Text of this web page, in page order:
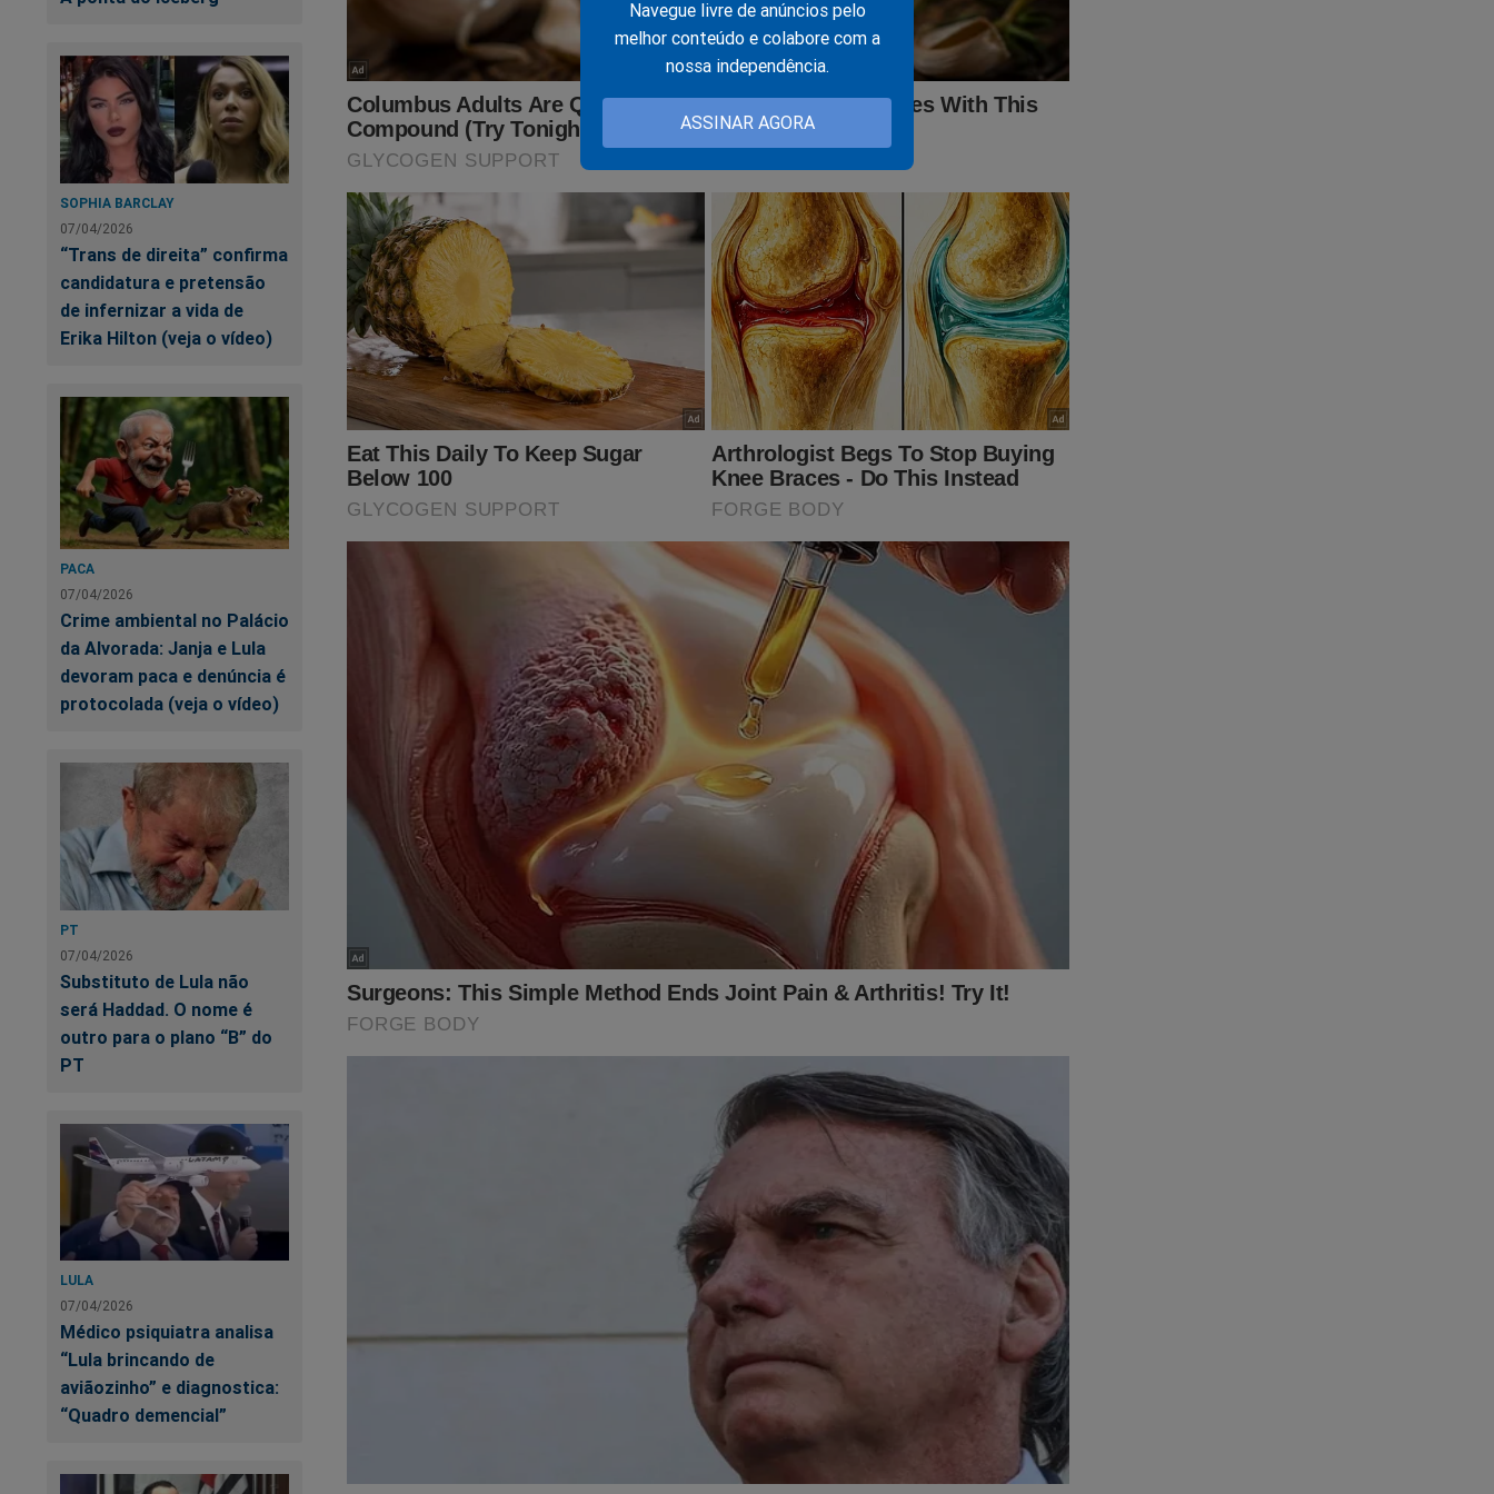
Navegue livre de anúncios pelo
melhor conteúdo e colabore com a
nossa independência.
ASSINAR AGORA
SOPHIA BARCLAY
07/04/2026
“Trans de direita” confirma
candidatura e pretensão
de infernizar a vida de
Erika Hilton (veja o vídeo)
PACA
07/04/2026
Crime ambiental no Palácio
da Alvorada: Janja e Lula
devoram paca e denúncia é
protocolada (veja o vídeo)
PT
07/04/2026
Substituto de Lula não
será Haddad. O nome é
outro para o plano “B” do
PT
LULA
07/04/2026
Médico psiquiatra analisa
“Lula brincando de
aviãozinho” e diagnostica:
“Quadro demencial”
https://assinante.jornaldacidadeonline.com.br/apresentacao
Outra maneira de apoiar o JCO é adquirindo a obra"O Fantasma do Alvorada - A Volta à
Cena do Crime"que revela assuntos proibidos sobre o "sistema". Basta clicar no link abaixo:
cena-do-crime
Contamos com você!